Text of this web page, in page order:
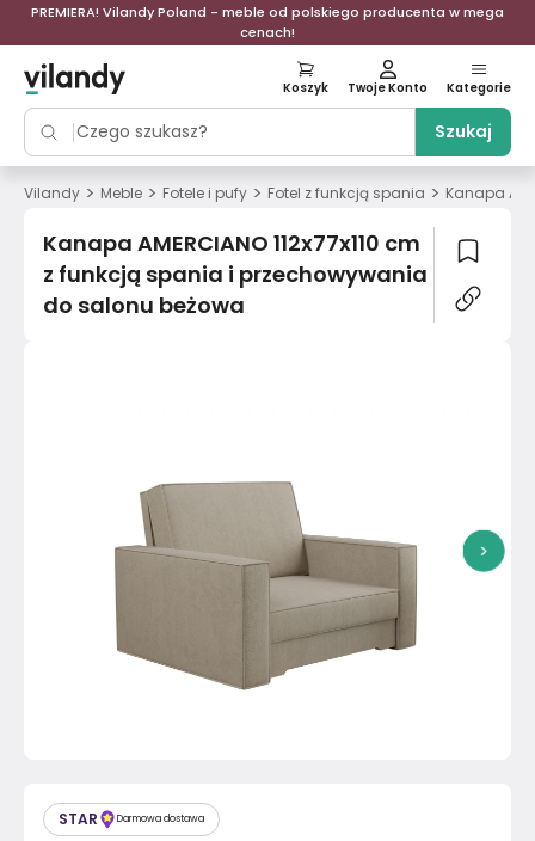
PREMIERA! Vilandy Poland - meble od polskiego producenta w mega
cenach!
Szukaj
Koszyk Twoje Konto Kategorie
Vilandy > Meble > Fotele i pufy > Fotel z funkcją spania > Kanapa
Kanapa AMERCIANO 112x77x110 cm
z funkcją spania i przechowywania
do salonu beżowa
>
STAR Darmowa dostawa